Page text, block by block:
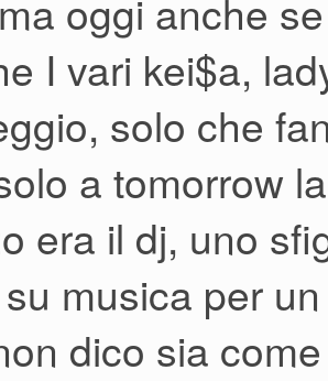
oggi anche
I vari kei$a,
solo che
a tomorrow
era il dj, uno
musica per
dico sia